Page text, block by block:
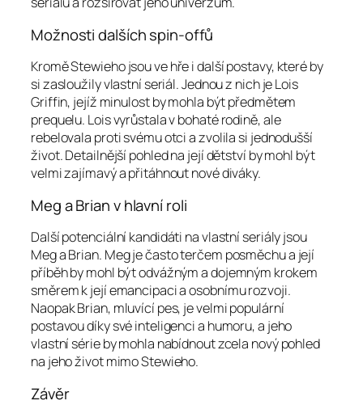
Možnosti dalších spin-offů
Kromě Stewieho jsou ve hře i další postavy, které by
si zasloužily vlastní seriál. Jednou z nich je Lois
Griffin, jejíž minulost by mohla být předmětem
prequelu. Lois vyrůstala v bohaté rodině, ale
rebelovala proti svému otci a zvolila si jednodušší
život. Detailnější pohled na její dětství by mohl být
velmi zajímavý a přitáhnout nové diváky.
Meg a Brian v hlavní roli
Další potenciální kandidáti na vlastní seriály jsou
Meg a Brian. Meg je často terčem posměchu a její
příběh by mohl být odvážným a dojemným krokem
směrem k její emancipaci a osobnímu rozvoji.
Naopak Brian, mluvící pes, je velmi populární
postavou díky své inteligenci a humoru, a jeho
vlastní série by mohla nabídnout zcela nový pohled
na jeho život mimo Stewieho.
Závěr